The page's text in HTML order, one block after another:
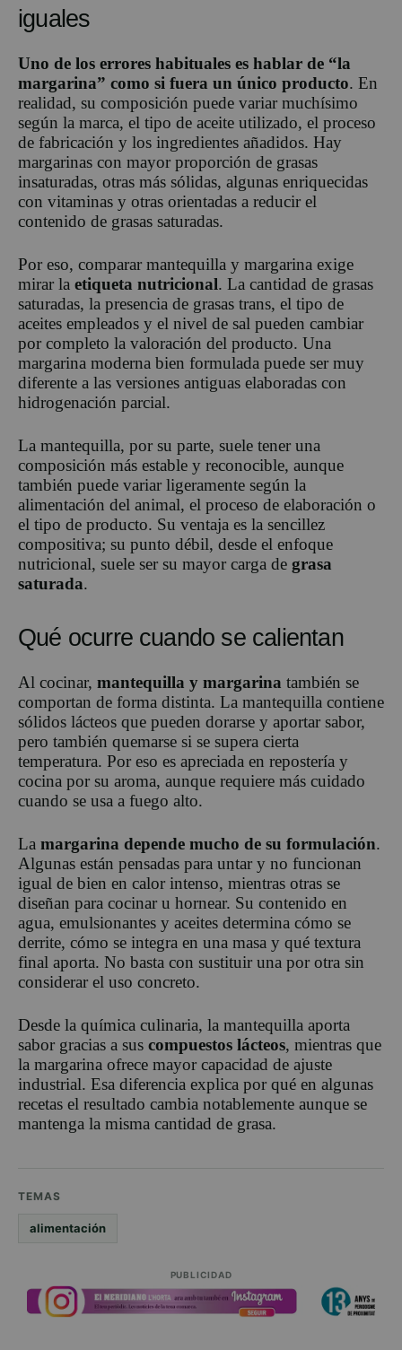
iguales
Uno de los errores habituales es hablar de “la
margarina” como si fuera un único producto. En
realidad, su composición puede variar muchísimo
según la marca, el tipo de aceite utilizado, el proceso
de fabricación y los ingredientes añadidos. Hay
margarinas con mayor proporción de grasas
insaturadas, otras más sólidas, algunas enriquecidas
con vitaminas y otras orientadas a reducir el
contenido de grasas saturadas.
Por eso, comparar mantequilla y margarina exige
mirar la etiqueta nutricional. La cantidad de grasas
saturadas, la presencia de grasas trans, el tipo de
aceites empleados y el nivel de sal pueden cambiar
por completo la valoración del producto. Una
margarina moderna bien formulada puede ser muy
diferente a las versiones antiguas elaboradas con
hidrogenación parcial.
La mantequilla, por su parte, suele tener una
composición más estable y reconocible, aunque
también puede variar ligeramente según la
alimentación del animal, el proceso de elaboración o
el tipo de producto. Su ventaja es la sencillez
compositiva; su punto débil, desde el enfoque
nutricional, suele ser su mayor carga de grasa
saturada.
Qué ocurre cuando se calientan
Al cocinar, mantequilla y margarina también se
comportan de forma distinta. La mantequilla contiene
sólidos lácteos que pueden dorarse y aportar sabor,
pero también quemarse si se supera cierta
temperatura. Por eso es apreciada en repostería y
cocina por su aroma, aunque requiere más cuidado
cuando se usa a fuego alto.
La margarina depende mucho de su formulación.
Algunas están pensadas para untar y no funcionan
igual de bien en calor intenso, mientras otras se
diseñan para cocinar u hornear. Su contenido en
agua, emulsionantes y aceites determina cómo se
derrite, cómo se integra en una masa y qué textura
final aporta. No basta con sustituir una por otra sin
considerar el uso concreto.
Desde la química culinaria, la mantequilla aporta
sabor gracias a sus compuestos lácteos, mientras que
la margarina ofrece mayor capacidad de ajuste
industrial. Esa diferencia explica por qué en algunas
recetas el resultado cambia notablemente aunque se
mantenga la misma cantidad de grasa.
TEMAS
alimentación
PUBLICIDAD